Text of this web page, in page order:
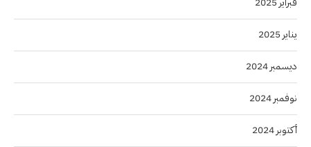
يناير 2025
ديسمبر 2024
نوفمبر 2024
أكتوبر 2024